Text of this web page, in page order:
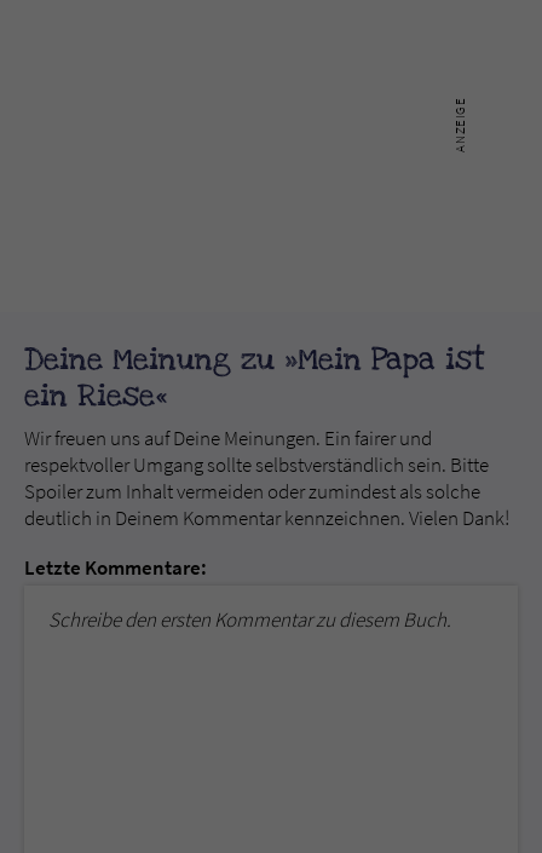
Deine Meinung zu »Mein Papa ist
ein Riese«
Wir freuen uns auf Deine Meinungen. Ein fairer und
respektvoller Umgang sollte selbstverständlich sein. Bitte
Spoiler zum Inhalt vermeiden oder zumindest als solche
deutlich in Deinem Kommentar kennzeichnen. Vielen Dank!
Letzte Kommentare:
Schreibe den ersten Kommentar zu diesem Buch.